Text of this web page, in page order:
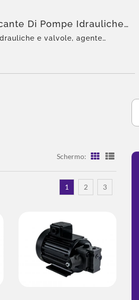
Di Pompe Idrauliche
e valvole, agente
globale.
Schermo:
1 2 3